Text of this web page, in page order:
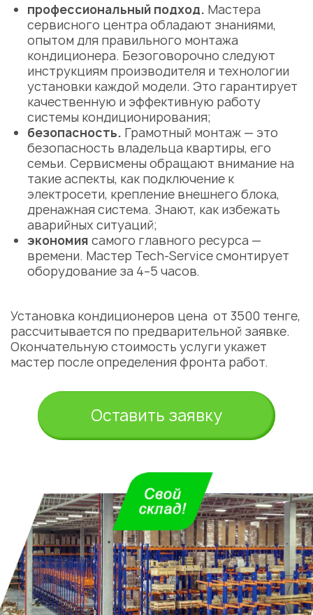
профессиональный подход. Мастера
сервисного центра обладают знаниями,
опытом для правильного монтажа
кондиционера. Безоговорочно следуют
инструкциям производителя и технологии
установки каждой модели. Это гарантирует
качественную и эффективную работу
системы кондиционирования;
безопасность. Грамотный монтаж — это
безопасность владельца квартиры, его
семьи. Сервисмены обращают внимание на
такие аспекты, как подключение к
электросети, крепление внешнего блока,
дренажная система. Знают, как избежать
аварийных ситуаций;
экономия самого главного ресурса —
времени. Мастер Tech-Service смонтирует
оборудование за 4–5 часов.
Установка кондиционеров цена от 3500 тенге,
рассчитывается по предварительной заявке.
Окончательную стоимость услуги укажет
мастер после определения фронта работ.
Оставить заявку